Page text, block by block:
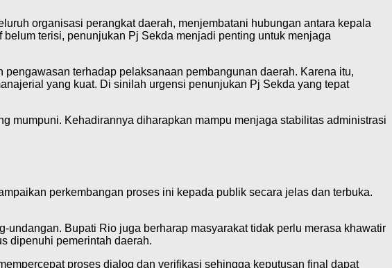
organisasi perangkat daerah, menjembatani hubungan antara kepala
terisi, penunjukan Pj Sekda menjadi penting untuk menjaga
terhadap pelaksanaan pembangunan daerah. Karena itu,
yang kuat. Di sinilah urgensi penunjukan Pj Sekda yang tepat
mumpuni. Kehadirannya diharapkan mampu menjaga stabilitas administrasi
perkembangan proses ini kepada publik secara jelas dan terbuka.
Bupati Rio juga berharap masyarakat tidak perlu merasa khawatir
dipenuhi pemerintah daerah.
proses dialog dan verifikasi sehingga keputusan final dapat